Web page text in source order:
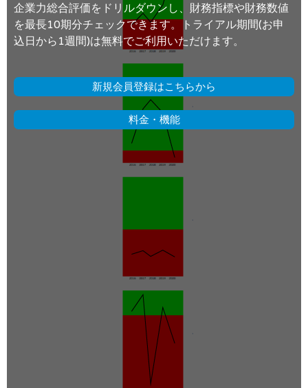
企業力総合評価をドリルダウンし、財務指標や財務数値
を最長10期分チェックできます。トライアル期間(お申
込日から1週間)は無料でご利用いただけます。
新規会員登録はこちらから
料金・機能